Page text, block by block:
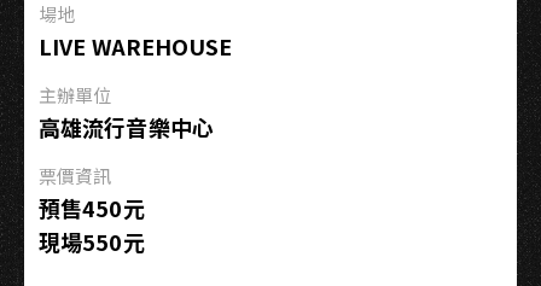
雄
場
場地
LIVE WAREHOUSE
主辦單位
高雄流行音樂中心
票價資訊
預售450元
現場550元